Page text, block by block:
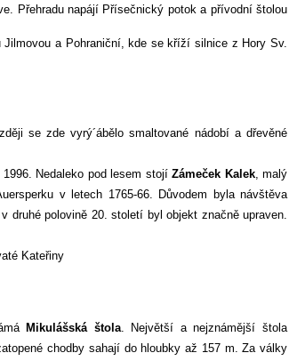
Přehradu napájí Přísečnický potok a přívodní štolou
a Pohraniční, kde se kříží silnice z Hory Sv.
se zde vyrý´ábělo smaltované nádobí a dřevěné
Nedaleko pod lesem stojíZámeček Kalek, malý
v letech 1765-66. Důvodem byla návštěva
druhé polovině 20. století byl objekt značně upraven.
Kateřiny
Mikulášská štola. Největší a nejznámější štola
chodby sahají do hloubky až 157 m. Za války